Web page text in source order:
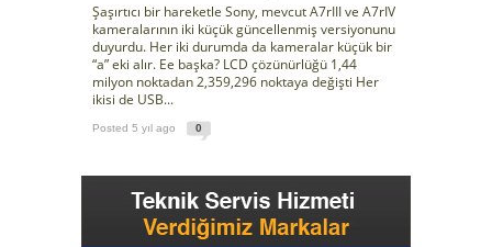
Şaşırtıcı bir hareketle Sony, mevcut A7rIII ve A7rIV
kameralarının iki küçük güncellenmiş versiyonunu
duyurdu. Her iki durumda da kameralar küçük bir
“a” eki alır. Ee başka? LCD çözünürlüğü 1,44
milyon noktadan 2,359,296 noktaya değişti Her
ikisi de USB...
Posted 5 yıl ago 0